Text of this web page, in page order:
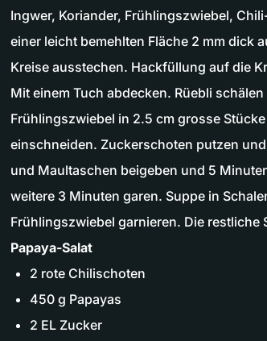
Ingwer, Koriander, Frühlingszwiebel,
einer leicht bemehlten Fläche 2 mm dick
Kreise ausstechen. Hackfüllung auf die
Mit einem Tuch abdecken. Rüebli
Frühlingszwiebel in 2.5 cm grosse
einschneiden. Zuckerschoten putzen
und Maultaschen beigeben und 5
weitere 3 Minuten garen. Suppe in
Frühlingszwiebel garnieren. Die restliche
Papaya-Salat
2 rote Chilischoten
450 g Papayas
2 EL Zucker